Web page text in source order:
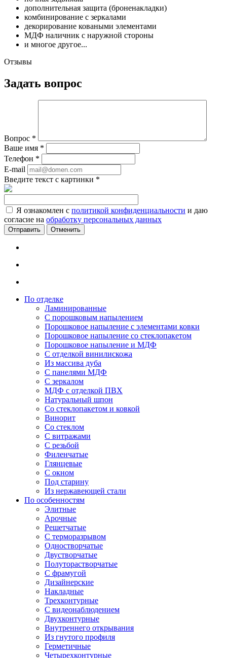
дополнительная защита (броненакладки)
комбинирование с зеркалами
декорирование коваными элементами
МДФ наличник с наружной стороны
и многое другое...
Отзывы
Задать вопрос
Вопрос *
Ваше имя *
Телефон *
E-mail
Введите текст с картинки *
Я ознакомлен с политикой конфиденциальности и даю
согласие на обработку персональных данных
Отменить
По отделке
Ламинированные
С порошковым напылением
Порошковое напыление с элементами ковки
Порошковое напыление со стеклопакетом
Порошковое напыление и МДФ
С отделкой винилискожа
Из массива дуба
С панелями МДФ
С зеркалом
МДФ с отделкой ПВХ
Натуральный шпон
Со стеклопакетом и ковкой
Винорит
Со стеклом
С витражами
С резьбой
Филенчатые
Глянцевые
С окном
Под старину
Из нержавеющей стали
По особенностям
Элитные
Арочные
Решетчатые
С терморазрывом
Одностворчатые
Двустворчатые
Полуторастворчатые
С фрамугой
Дизайнерские
Накладные
Трехконтурные
С видеонаблюдением
Двухконтурные
Внутреннего открывания
Из гнутого профиля
Герметичные
Четырехконтурные